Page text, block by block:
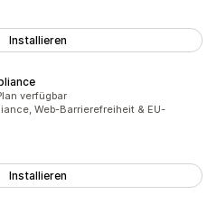
Installieren
verfügbar
Web-Barrierefreiheit & EU-
Installieren